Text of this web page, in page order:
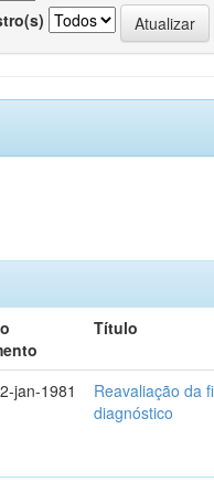
Título
2-jan-1981
Reavaliação da
diagnóstico